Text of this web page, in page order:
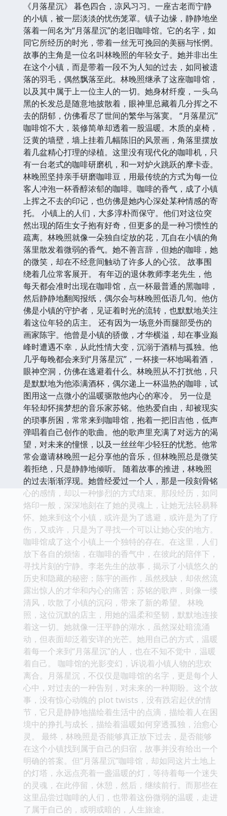
《月落星沉》 暮色四合，凉风习习。一座古老而宁静
的小镇，被一层淡淡的忧伤笼罩。镇子边缘，静静地坐
落着一间名为“月落星沉”的老旧咖啡馆。它的名字，如
同它所经历的时光，带着一丝无可挽回的美丽与怅惘。
故事的主角是一位名叫林晚照的年轻女子。她并非出生
在这个小镇，而是带着一段不为人知的过去，如同被遗
落的羽毛，偶然飘落至此。林晚照继承了这座咖啡馆，
以及其中属于上一位主人的一切。她身材纤瘦，一头乌
黑的长发总是随意地披散着，眼神里总藏着几分挥之不
去的阴郁，仿佛看尽了世间的繁华与落寞。 “月落星沉”
咖啡馆不大，装修简单却透着一股温暖。木质的桌椅，
泛黄的墙壁，墙上挂着几幅陈旧的风景画，角落里摆放
着几盆精心打理的绿植。这里没有现代化的咖啡机，只
有一台老式的咖啡研磨机，和一对炉火跳跃的摩卡壶。
林晚照坚持亲手研磨咖啡豆，用最传统的方式为每一位
客人冲泡一杯香醇浓郁的咖啡。咖啡的香气，成了小镇
上挥之不去的印记，也仿佛是她内心深处某种情感的寄
托。 小镇上的人们，大多淳朴而保守。他们对这位突
然出现的陌生女子抱有好奇，但更多的是一种习惯性的
疏离。林晚照就像一朵独自绽放的花，兀自在小镇的角
落里散发着微弱的香气。她不善言辞，但她的咖啡，她
的微笑，却在不经意间触动了许多人的心弦。 故事围
绕着几位常客展开。 有年迈的退休教师李老先生，他
每天都会准时出现在咖啡馆，点一杯最普通的黑咖啡，
然后静静地翻阅报纸，偶尔会与林晚照低语几句。他仿
佛是小镇的守护者，见证着时光的流转，也默默地关注
着这位年轻的店主。 还有因为一场意外而腿部受伤的
画家陈宇。他曾是小镇的骄傲，才华横溢，却在事业巅
峰时遭遇不幸，从此性情大变，沉溺于酒精与孤独。他
几乎每晚都会来到“月落星沉”，一杯接一杯地喝着酒，
眼神空洞，仿佛在逃避着什么。林晚照从不打扰他，只
是默默地为他添满酒杯，偶尔递上一杯温热的咖啡，试
图用这一点微小的温暖驱散他内心的寒冷。 另一位是
年轻却怀揣梦想的音乐家苏铭。他热爱自由，却被现实
的琐事所困，常常来到咖啡馆，抱着一把旧吉他，低声
弹唱着自己创作的歌曲。他的歌声里充满了对远方的渴
望，对未来的憧憬，以及一丝丝年少轻狂的忧愁。他常
常会邀请林晚照一起分享他的音乐，但林晚照总是微笑
着拒绝，只是静静地倾听。 随着故事的推进，林晚照
的过去渐渐浮现。她曾经爱过一个人，那是一段刻骨铭
心的感情，却以一种惨烈的方式结束。那段经历，如同
烙印一般，深深地刻在了她的灵魂上，让她无法轻易释
怀。她来到这个小镇，或许是为了逃避，或许是为了疗
伤，又或许，只是为了寻找一个可以让她心安的地方。
咖啡馆成了这个小镇上一个独特的存在。在这里，人们
放下各自的烦恼，在咖啡的香气中，在彼此的陪伴下，
寻找片刻的宁静。李老先生的故事，揭示了小镇悠久的
历史和隐藏的秘密；陈宇的画作，虽然残缺，却依然流
露出惊人的才华和内心的痛苦；苏铭的歌声，则像一缕
清风，吹散了小镇的沉闷，带来了新的希望。 林晚
照，这位沉默的店主，用她的温柔和坚韧，默默地连接
着这一切。她就像一汪平静的湖水，虽然深处暗流涌
动，但表面却泛着安详的光芒。她用自己的方式，温暖
着每一个来到“月落星沉”的人，也在不知不觉中，温暖
着自己。 咖啡馆的光影变幻，诉说着小镇人物的悲欢
离合。月落星沉，不仅仅是咖啡馆的名字，更是每个人
心中，对过去的一种告别，对未来的一种期盼。这个故
事，没有惊心动魄的 plot twists，没有跌宕起伏的情
节，它只是静静地描绘着生活中的点滴，描绘着人在困
境中的挣扎与成长，描绘着温暖如何穿透孤独，治愈心
灵。 最终，林晚照是否能够真正放下过去，是否能够
在这个小镇找到属于自己的归宿，故事并没有给出一个
明确的答案。但“月落星沉”咖啡馆，却如同这片土地上
的灯塔，永远点亮着一盏温暖的灯，等待着每一个迷失
的灵魂，在此停留，休憩，然后，继续前行。而那些在
这里品尝过咖啡的人们，也带着这份微弱的温暖，走进
了属于自己的，或明或暗的，人生旅途。